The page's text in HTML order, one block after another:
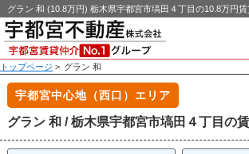
トップページ > グラン 和
宇都宮中心地（西口）エリア
グラン 和 / 栃木県宇都宮市塙田４丁目の